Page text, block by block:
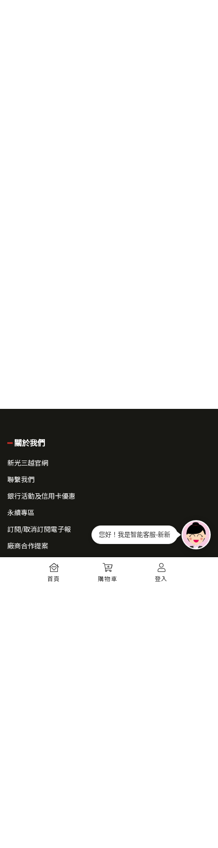
關於我們
新光三越官網
聯繫我們
銀行活動及信用卡優惠
永續專區
訂閱/取消訂閱電子報
廠商合作提案
首頁 購物車 登入
您好！我是智能客服-新新